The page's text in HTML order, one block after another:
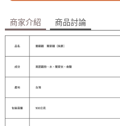
商家介紹 商品討論